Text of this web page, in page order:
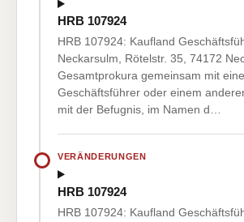
HRB 107924
HRB 107924: Kaufland
Neckarsulm, Rötelstr. 35, 74172
Gesamtprokura gemeinsam mit
Geschäftsführer oder einem
mit der Befugnis, im Namen d…
VERÄNDERUNGEN
HRB 107924
HRB 107924: Kaufland